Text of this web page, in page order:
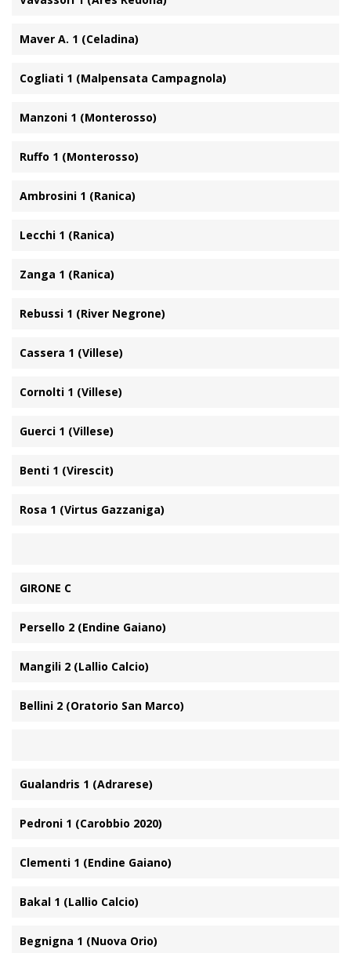
Maver A. 1 (Celadina)
Cogliati 1 (Malpensata Campagnola)
Manzoni 1 (Monterosso)
Ruffo 1 (Monterosso)
Ambrosini 1 (Ranica)
Lecchi 1 (Ranica)
Zanga 1 (Ranica)
Rebussi 1 (River Negrone)
Cassera 1 (Villese)
Cornolti 1 (Villese)
Guerci 1 (Villese)
Benti 1 (Virescit)
Rosa 1 (Virtus Gazzaniga)
GIRONE C
Persello 2 (Endine Gaiano)
Mangili 2 (Lallio Calcio)
Bellini 2 (Oratorio San Marco)
Gualandris 1 (Adrarese)
Pedroni 1 (Carobbio 2020)
Clementi 1 (Endine Gaiano)
Bakal 1 (Lallio Calcio)
Begnigna 1 (Nuova Orio)